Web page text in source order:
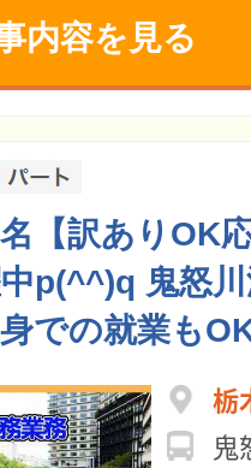
内容を見る
【訳ありOK
p(^^)q 鬼怒
での就業もOK
栃
鬼